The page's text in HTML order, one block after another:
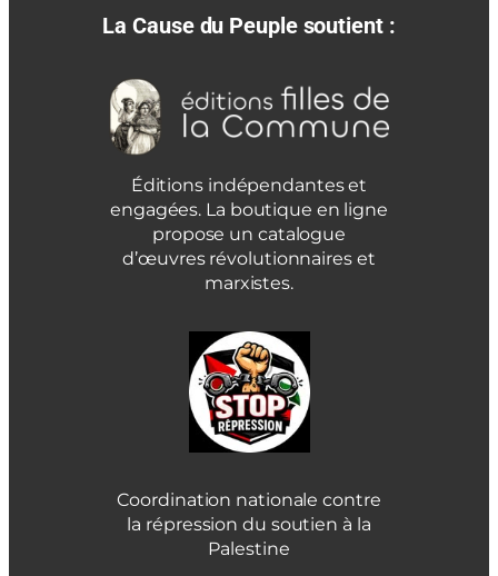
La Cause du Peuple soutient :
Éditions indépendantes et
engagées. La boutique en ligne
propose un catalogue
d’œuvres révolutionnaires et
marxistes.
Coordination nationale contre
la répression du soutien à la
Palestine